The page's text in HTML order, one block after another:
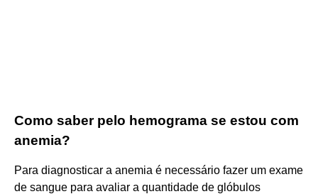
Como saber pelo hemograma se estou com
anemia?
Para diagnosticar a anemia é necessário fazer um exame
de sangue para avaliar a quantidade de glóbulos